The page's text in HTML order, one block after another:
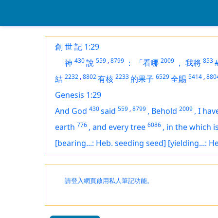
創 世 記 1:29
神 430說 559 ,8799 ： 「看哪 2009 ， 我將 853
結 2232 ,8802有核 2233 的果子 6529全賜 5414 ,
Genesis 1:29
And God 430said 559 ,8799 , Behold 2009 , I
earth 776 , and every tree 6086 , in the which
[bearing...: Heb. seeding seed] [yielding...:
請登入網頁啟用私人筆記功能。